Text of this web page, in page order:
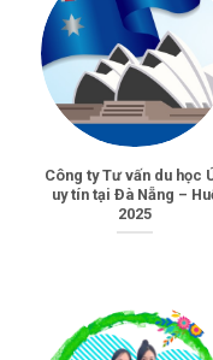
Công ty Tư vấn du học
uy tín tại Đà Nẵng –
2025